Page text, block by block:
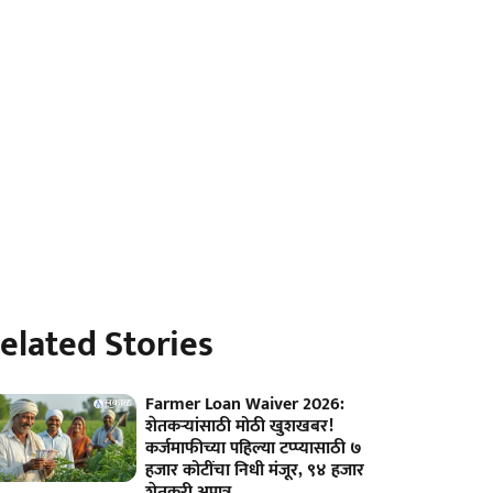
Stories
Farmer Loan Waiver 2026:
शेतकऱ्यांसाठी मोठी खुशखबर!
कर्जमाफीच्या पहिल्या टप्प्यासाठी ७
हजार कोटींचा निधी मंजूर, ९४ हजार